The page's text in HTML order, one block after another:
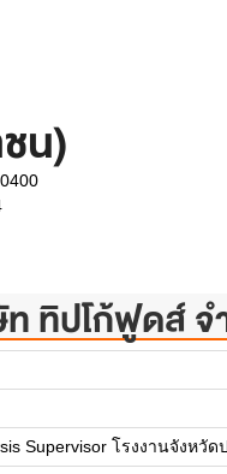
น)
ทิปโก้ฟูดส์ จ
Supervisor โรงงานจังหวั